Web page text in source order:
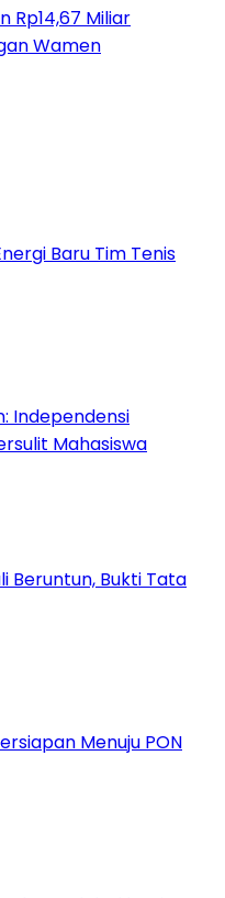
Rp14,67 Miliar
Wamen
Baru Tim Tenis
Independensi
Mahasiswa
Beruntun, Bukti Tata
Menuju PON